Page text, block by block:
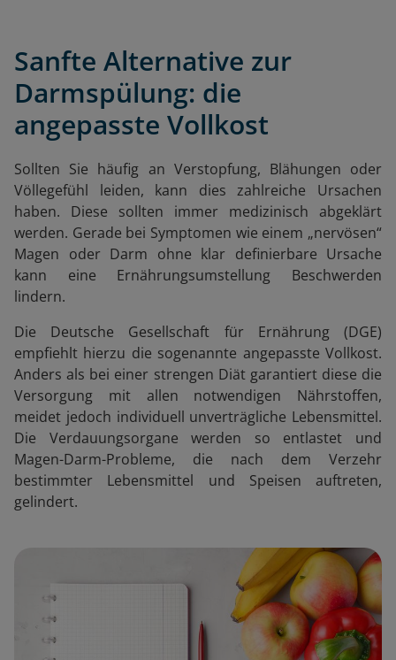
Sanfte Alternative zur
Darmspülung: die
angepasste Vollkost
Sollten Sie häufig an Verstopfung, Blähungen oder
Völlegefühl leiden, kann dies zahlreiche Ursachen
haben. Diese sollten immer medizinisch abgeklärt
werden. Gerade bei Symptomen wie einem „nervösen“
Magen oder Darm ohne klar definierbare Ursache
kann eine Ernährungsumstellung Beschwerden
lindern.
Die Deutsche Gesellschaft für Ernährung (DGE)
empfiehlt hierzu die sogenannte angepasste Vollkost.
Anders als bei einer strengen Diät garantiert diese die
Versorgung mit allen notwendigen Nährstoffen,
meidet jedoch individuell unverträgliche Lebensmittel.
Die Verdauungsorgane werden so entlastet und
Magen-Darm-Probleme, die nach dem Verzehr
bestimmter Lebensmittel und Speisen auftreten,
gelindert.